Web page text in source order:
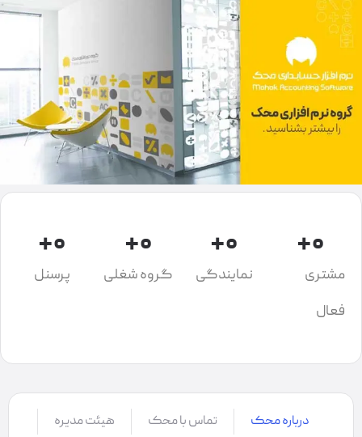
مشتری
فعال
0
+
نمایندگی
0
+
گروه شغلی
0
+
پرسنل
0
+
درباره محک تماس با محک هیئت مدیره